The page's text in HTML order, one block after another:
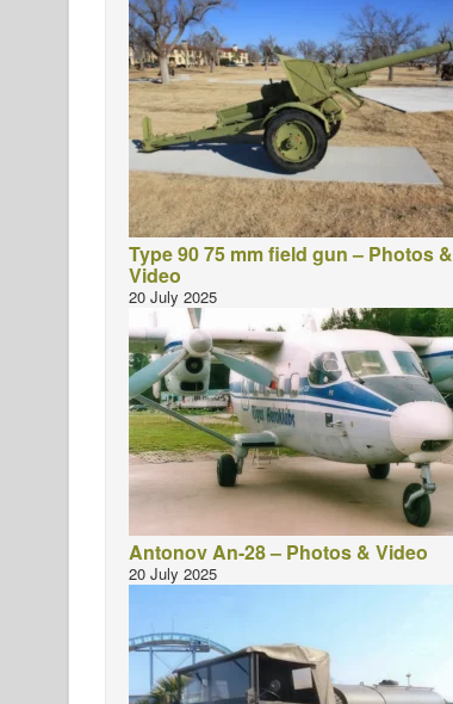
Type 90 75 mm field gun – Photos &
Video
20 July 2025
Antonov An-28 – Photos & Video
20 July 2025